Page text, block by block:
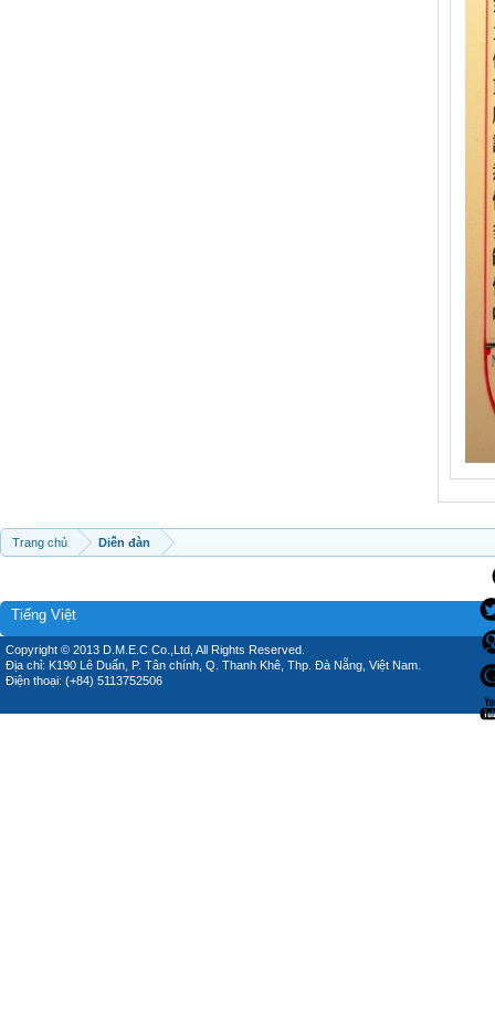
Trang chủ Diễn đàn
Tiếng Việt
Copyright © 2013 D.M.E.C Co.,Ltd, All Rights Reserved.
Địa chỉ: K190 Lê Duẩn, P. Tân chính, Q. Thanh Khê, Thp. Đà Nẵng, Việt Nam.
Điện thoại: (+84) 5113752506